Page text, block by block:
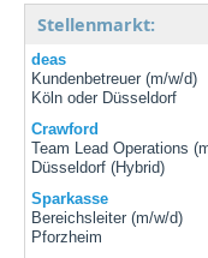
Stellenmarkt:
deas
Kundenbetreuer (m/w/d)
Köln oder Düsseldorf
Crawford
Team Lead Operations
Düsseldorf (Hybrid)
Sparkasse
Bereichsleiter (m/w/d)
Pforzheim